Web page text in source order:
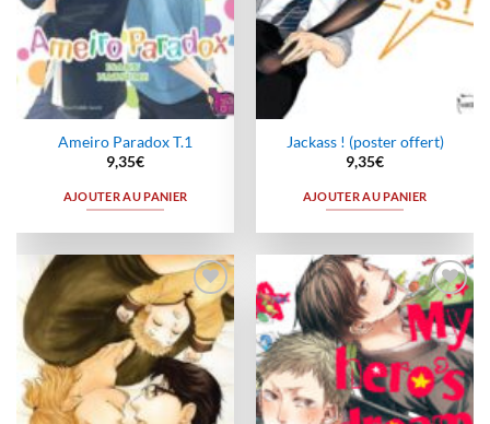
Ameiro Paradox T.1
9,35€
AJOUTER AU PANIER
Jackass ! (poster offert)
9,35€
AJOUTER AU PANIER
Ajouter
à la
wishlist
Ajouter
à la
wishlist